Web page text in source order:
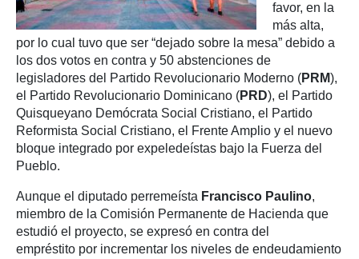
favor, en la
más alta,
por lo cual tuvo que ser “dejado sobre la mesa” debido a
los dos votos en contra y 50 abstenciones de
legisladores del Partido Revolucionario Moderno (PRM),
el Partido Revolucionario Dominicano (PRD), el Partido
Quisqueyano Demócrata Social Cristiano, el Partido
Reformista Social Cristiano, el Frente Amplio y el nuevo
bloque integrado por expeledeístas bajo la Fuerza del
Pueblo.
Aunque el diputado perremeísta Francisco Paulino,
miembro de la Comisión Permanente de Hacienda que
estudió el proyecto, se expresó en contra del
empréstito por incrementar los niveles de endeudamiento